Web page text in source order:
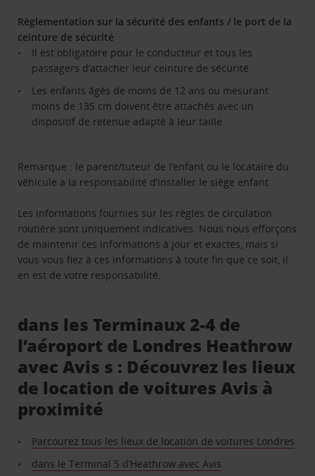
Règlementation sur la sécurité des enfants / le port de la
ceinture de sécurité
Il est obligatoire pour le conducteur et tous les
passagers d’attacher leur ceinture de sécurité
Les enfants âgés de moins de 12 ans ou mesurant
moins de 135 cm doivent être attachés avec un
dispositif de retenue adapté à leur taille
Remarque : le parent/tuteur de l’enfant ou le locataire du
véhicule a la responsabilité d’installer le siège enfant.
Les informations fournies sur les règles de circulation
routière sont uniquement indicatives. Nous nous efforçons
de maintenir ces informations à jour et exactes, mais si
vous vous fiez à ces informations à toute fin que ce soit, il
en est de votre responsabilité.
dans les Terminaux 2-4 de
l’aéroport de Londres Heathrow
avec Avis s : Découvrez les lieux
de location de voitures Avis à
proximité
Parcourez tous les lieux de location de voitures Londres
dans le Terminal 5 d’Heathrow avec Avis